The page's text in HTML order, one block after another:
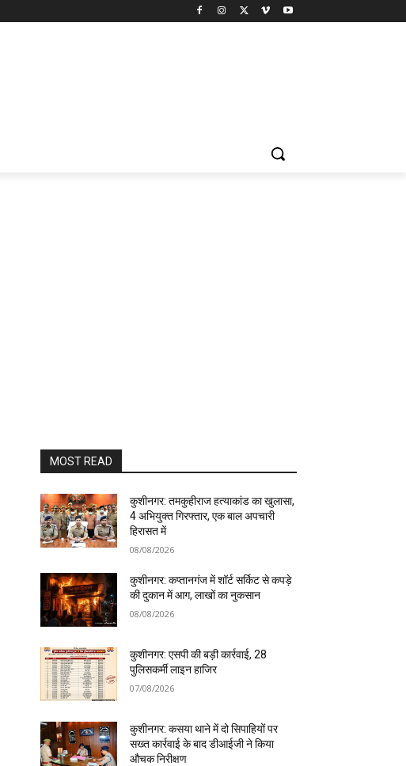
MOST READ
कुशीनगर: तमकुहीराज हत्याकांड का खुलासा,
4 अभियुक्त गिरफ्तार, एक बाल अपचारी
हिरासत में
08/08/2026
कुशीनगर: कप्तानगंज में शॉर्ट सर्किट से कपड़े
की दुकान में आग, लाखों का नुकसान
08/08/2026
कुशीनगर: एसपी की बड़ी कार्रवाई, 28
पुलिसकर्मी लाइन हाजिर
07/08/2026
कुशीनगर: कसया थाने में दो सिपाहियों पर
सख्त कार्रवाई के बाद डीआईजी ने किया
औचक निरीक्षण